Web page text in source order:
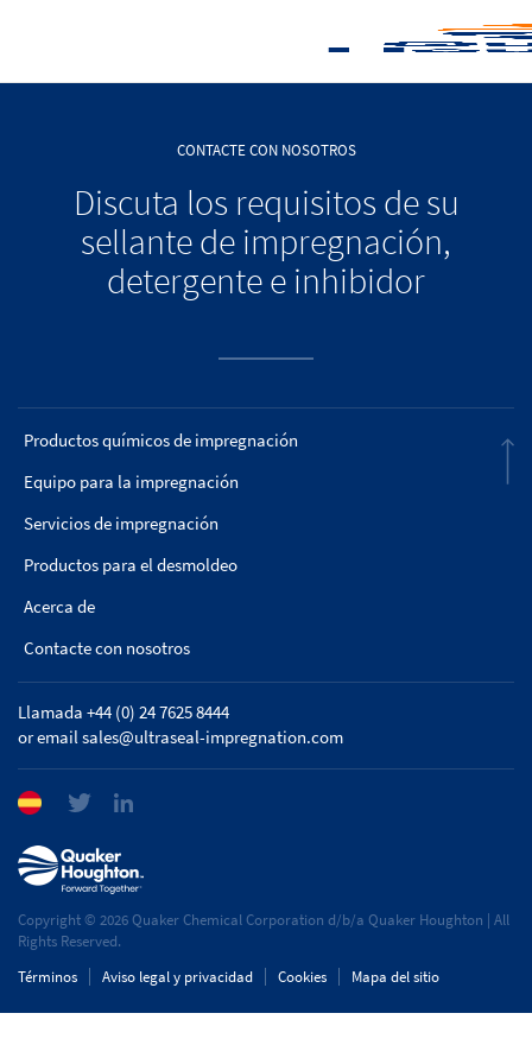
CONTACTE CON NOSOTROS
Discuta los requisitos de su
sellante de impregnación,
detergente e inhibidor
Productos químicos de impregnación
Equipo para la impregnación
Servicios de impregnación
Productos para el desmoldeo
Acerca de
Contacte con nosotros
Llamada +44 (0) 24 7625 8444
or emailsales@ultraseal-impregnation.com
Copyright © 2026 Quaker Chemical Corporation d/b/a Quaker Houghton | All
Rights Reserved.
Términos
Aviso legal y privacidad Cookies Mapa del sitio